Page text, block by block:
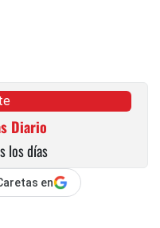
Diario
los días
en